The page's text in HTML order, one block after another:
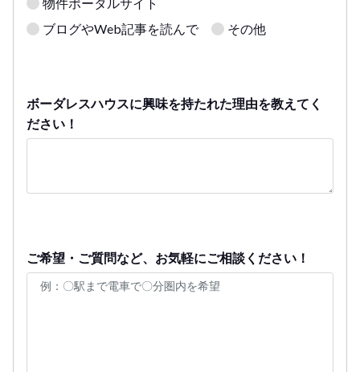
ブログやWeb記事を読んで
その他
ボーダレスハウスに興味を持たれた理由を教えてく
ださい！
ご希望・ご質問など、お気軽にご相談ください！